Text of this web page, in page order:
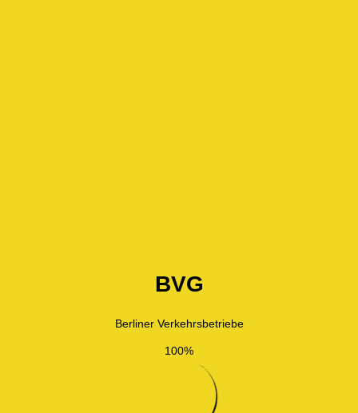
BVG
Berliner Verkehrsbetriebe
100%